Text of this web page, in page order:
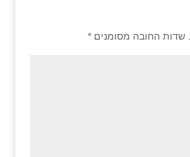
שדות החובה מסומנים *